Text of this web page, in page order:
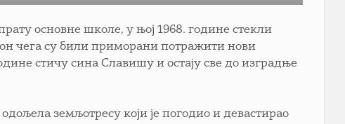
основне школе, у њој 1968. године стекли
чега су били приморани потражити нови
стичу сина Славишу и остају све до изградње
земљотресу који је погодио и девастирао